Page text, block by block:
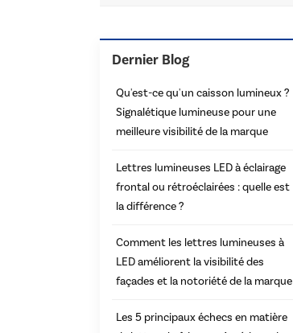
Dernier Blog
Qu'est-ce qu'un caisson lumineux ?
Signalétique lumineuse pour une
meilleure visibilité de la marque
Lettres lumineuses LED à éclairage
frontal ou rétroéclairées : quelle est
la différence ?
Comment les lettres lumineuses à
LED améliorent la visibilité des
façades et la notoriété de la marque
Les 5 principaux échecs en matière